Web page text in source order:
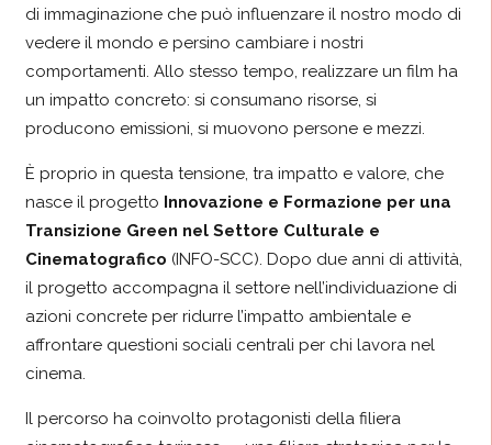
di immaginazione che può influenzare il nostro modo di
vedere il mondo e persino cambiare i nostri
comportamenti. Allo stesso tempo, realizzare un film ha
un impatto concreto: si consumano risorse, si
producono emissioni, si muovono persone e mezzi.
È proprio in questa tensione, tra impatto e valore, che
nasce il progetto Innovazione e Formazione per una
Transizione Green nel Settore Culturale e
Cinematografico (INFO-SCC). Dopo due anni di attività,
il progetto accompagna il settore nell’individuazione di
azioni concrete per ridurre l’impatto ambientale e
affrontare questioni sociali centrali per chi lavora nel
cinema.
Il percorso ha coinvolto protagonisti della filiera